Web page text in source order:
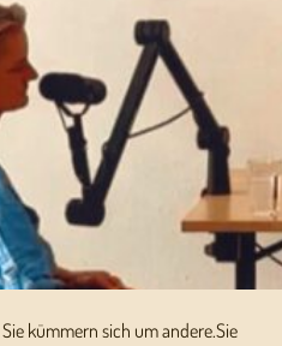
kümmern sich um andere.Sie